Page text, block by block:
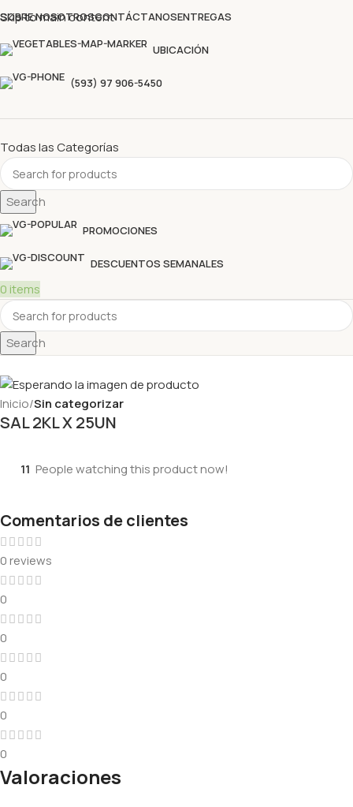
Skip to main content
Descubre nuestras ofertas y compra sin complicaciones
SOBRE NOSOTROSCONTÁCTANOSENTREGAS
UBICACIÓN
(593) 97 906-5450
Todas las Categorías
Search
PROMOCIONES
DESCUENTOS SEMANALES
0 items
Search
Inicio Sin categorizar
SAL 2KL X 25UN
11 People watching this product now!
Comentarios de clientes
0 reviews
0
0
0
0
0
Valoraciones